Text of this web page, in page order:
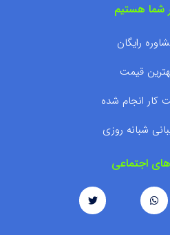
شما هستیم
رایگان
قیمت
کار انجام شده
شبانه روزی
اجتماعی